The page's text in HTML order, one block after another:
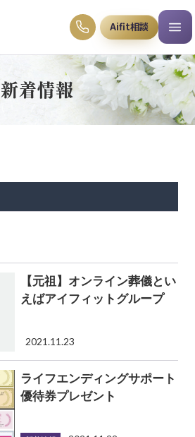
Aifit相談
新着情報
【元祖】オンライン葬儀とい
えばアイフィットグループ
2021.11.23
ライフエンディングサポート
優待券プレゼント